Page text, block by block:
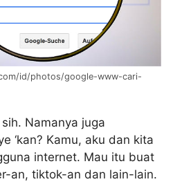
id/photos/google-www-cari-
Namanya juga
‘kan? Kamu, aku dan kita
internet. Mau itu buat
an, tiktok-an dan lain-lain.